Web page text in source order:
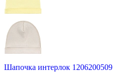
Шапочка интерлок 1206200509